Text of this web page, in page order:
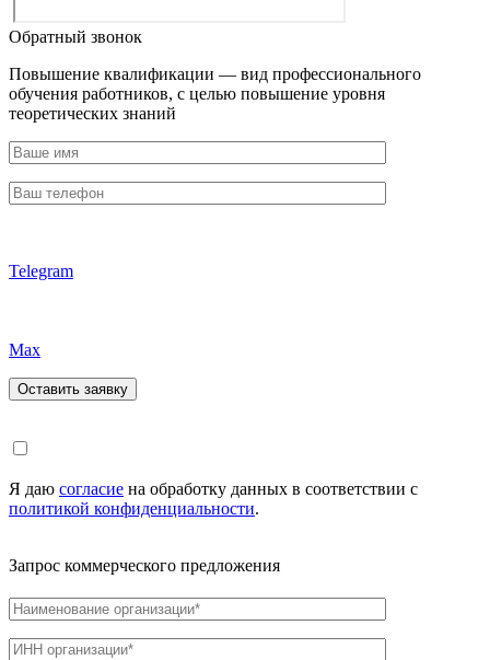
Обратный звонок
Повышение квалификации — вид профессионального
обучения работников, с целью повышение уровня
теоретических знаний
Telegram
Max
Я даю согласие на обработку данных в соответствии с
политикой конфиденциальности.
Запрос коммерческого предложения